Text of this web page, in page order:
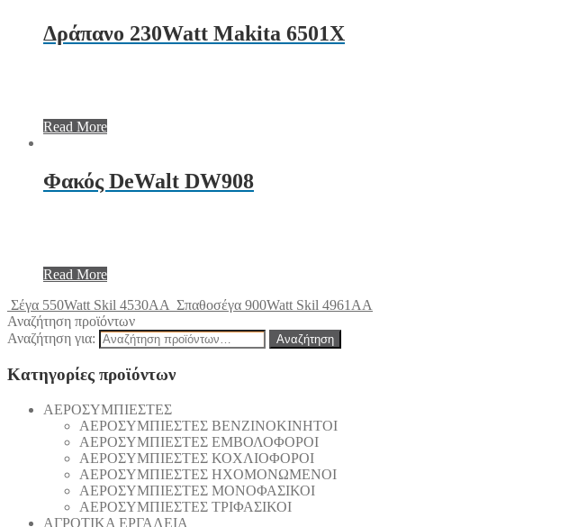
Δράπανο 230Watt Makita 6501X
Read More
Φακός DeWalt DW908
Read More
Σέγα 550Watt Skil 4530AA Σπαθοσέγα 900Watt Skil 4961AA
Αναζήτηση προϊόντων
Αναζήτηση για:
Αναζήτηση
Κατηγορίες προϊόντων
AEΡΟΣΥΜΠΙΕΣΤΕΣ
AEΡΟΣΥΜΠΙΕΣΤΕΣ ΒΕΝΖΙΝΟΚΙΝΗΤΟΙ
AEΡΟΣΥΜΠΙΕΣΤΕΣ ΕΜΒΟΛΟΦΟΡΟΙ
AEΡΟΣΥΜΠΙΕΣΤΕΣ ΚΟΧΛΙΟΦΟΡΟΙ
ΑΕΡΟΣΥΜΠΙΕΣΤΕΣ ΗΧΟΜΟΝΩΜΕΝΟΙ
ΑΕΡΟΣΥΜΠΙΕΣΤΕΣ ΜΟΝΟΦΑΣΙΚΟΙ
ΑΕΡΟΣΥΜΠΙΕΣΤΕΣ ΤΡΙΦΑΣΙΚΟΙ
ΑΓΡΟΤΙΚΑ ΕΡΓΑΛΕΙΑ